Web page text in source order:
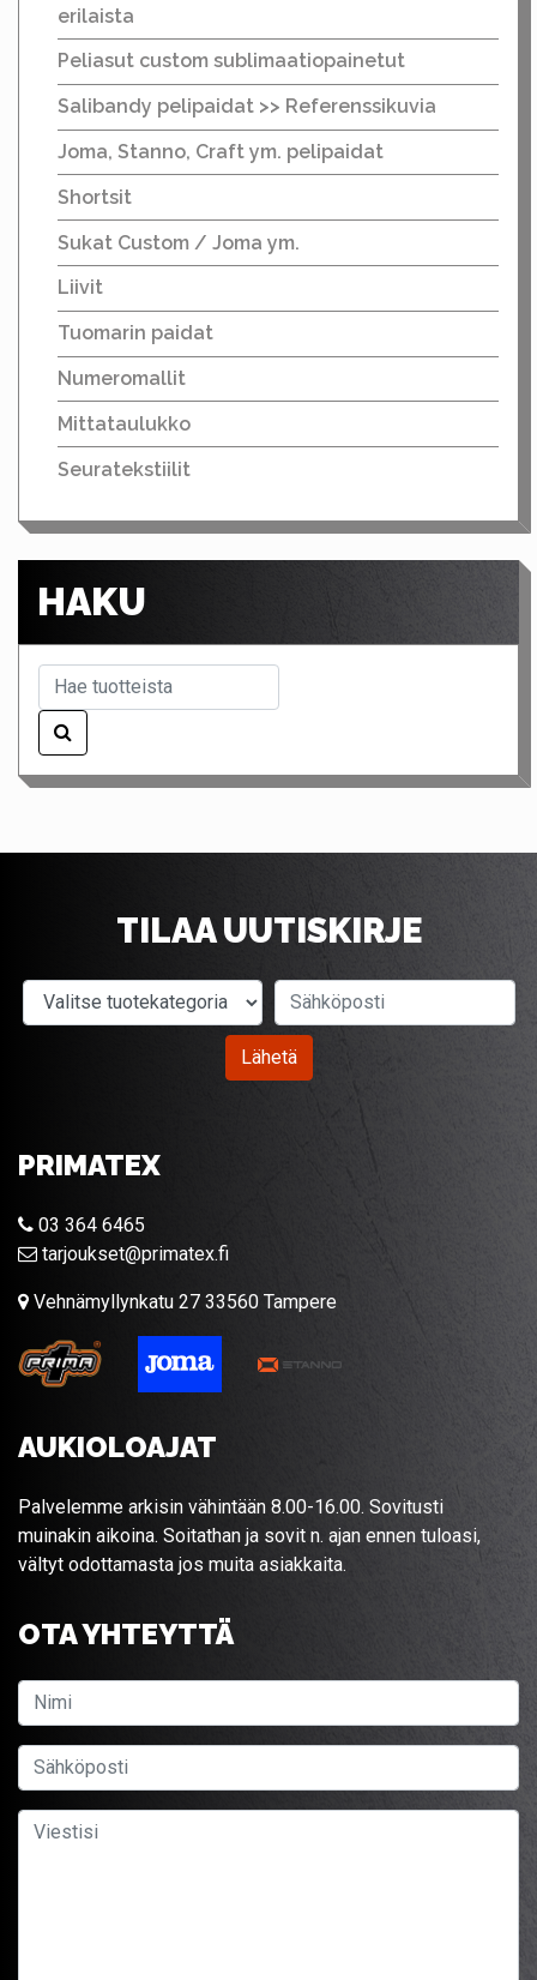
erilaista
Peliasut custom sublimaatiopainetut
Salibandy pelipaidat >> Referenssikuvia
Joma, Stanno, Craft ym. pelipaidat
Shortsit
Sukat Custom / Joma ym.
Liivit
Tuomarin paidat
Numeromallit
Mittataulukko
Seuratekstiilit
HAKU
TILAA UUTISKIRJE
Valitse tuotekategoria
Lähetä
PRIMATEX
03 364 6465
tarjoukset@primatex.fi
Vehnämyllynkatu 27 33560 Tampere
AUKIOLOAJAT
Palvelemme arkisin vähintään 8.00-16.00. Sovitusti
muinakin aikoina. Soitathan ja sovit n. ajan ennen tuloasi,
vältyt odottamasta jos muita asiakkaita.
OTA YHTEYTTÄ